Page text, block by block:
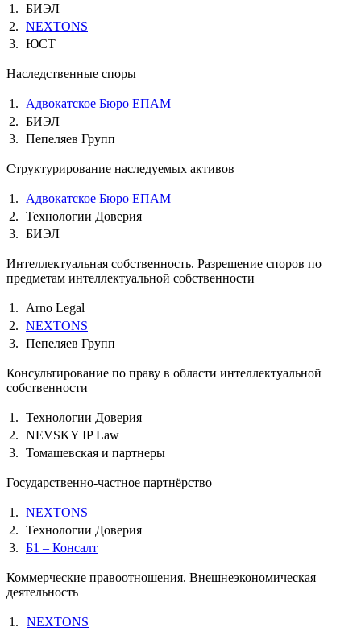
1. БИЭЛ
2. NEXTONS
3. ЮСТ
Наследственные споры
1.
Адвокатское Бюро ЕПАМ
2. БИЭЛ
3. Пепеляев Групп
Структурирование наследуемых активов
1.
Адвокатское Бюро ЕПАМ
2. Технологии Доверия
3. БИЭЛ
Интеллектуальная собственность. Разрешение споров по
предметам интеллектуальной собственности
1.
Arno Legal
2. NEXTONS
3. Пепеляев Групп
Консультирование по праву в области интеллектуальной
собственности
1. Технологии Доверия
2. NEVSKY IP Law
3. Томашевская и партнеры
Государственно-частное партнёрство
1. NEXTONS
2. Технологии Доверия
3. Б1 – Консалт
Коммерческие правоотношения. Внешнеэкономическая
деятельность
1.
NEXTONS